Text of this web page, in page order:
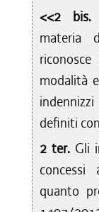
<<2 bis.
materia
modalità
definiti
2 ter. Gli
quanto